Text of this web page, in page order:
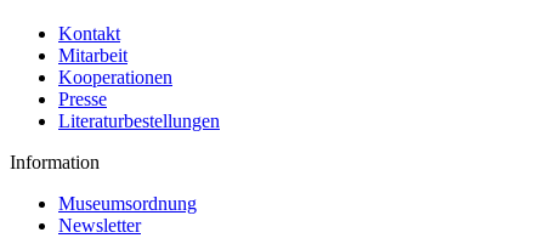
Kontakt
Mitarbeit
Kooperationen
Presse
Literaturbestellungen
Information
Museumsordnung
Newsletter